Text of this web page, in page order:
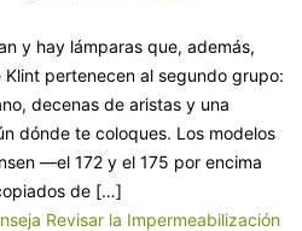
y hay lámparas que, además,
pertenecen al segundo grupo:
decenas de aristas y una
dónde te coloques. Los modelos
—el 172 y el 175 por encima
de […]
Revisar la Impermeabilización